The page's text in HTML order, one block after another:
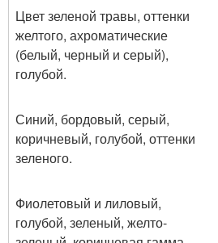
Цвет зеленой травы, оттенки
желтого, ахроматические
(белый, черный и серый),
голубой.
Синий, бордовый, серый,
коричневый, голубой, оттенки
зеленого.
Фиолетовый и лиловый,
голубой, зеленый, желто-